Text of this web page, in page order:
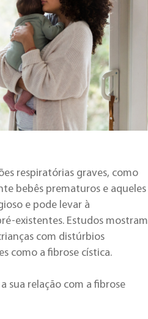
respiratórias graves, como
bebês prematuros e aqueles
e pode levar à
existentes. Estudos mostram
com distúrbios
como a fibrose cística​.
sua relação com a fibrose